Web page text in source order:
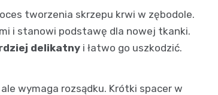
tworzenia skrzepu krwi w zębodole.
i stanowi podstawę dla nowej tkanki.
delikatny i łatwo go uszkodzić.
wymaga rozsądku. Krótki spacer w